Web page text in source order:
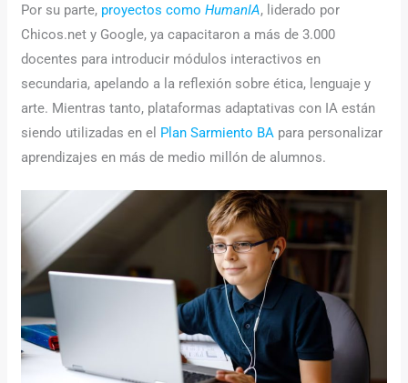
Por su parte, proyectos comoHumanIA, liderado por
Chicos.net y Google, ya capacitaron a más de 3.000
docentes para introducir módulos interactivos en
secundaria, apelando a la reflexión sobre ética, lenguaje y
arte. Mientras tanto, plataformas adaptativas con IA están
siendo utilizadas en el Plan Sarmiento BA para personalizar
aprendizajes en más de medio millón de alumnos.